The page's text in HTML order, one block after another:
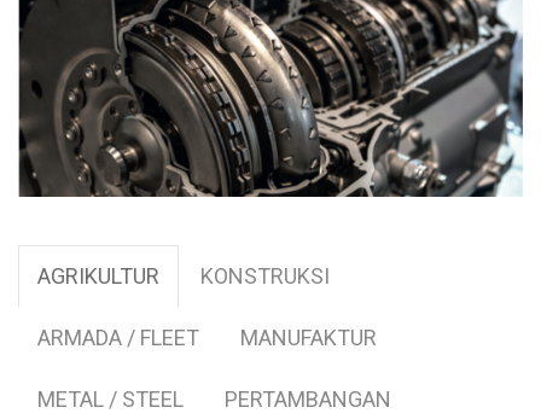
AGRIKULTUR KONSTRUKSI
ARMADA / FLEET MANUFAKTUR
METAL / STEEL PERTAMBANGAN